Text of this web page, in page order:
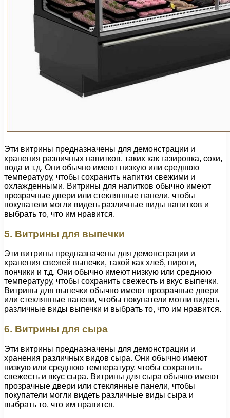
Эти витрины предназначены для демонстрации и
хранения различных напитков, таких как газировка, соки,
вода и т.д. Они обычно имеют низкую или среднюю
температуру, чтобы сохранить напитки свежими и
охлажденными. Витрины для напитков обычно имеют
прозрачные двери или стеклянные панели, чтобы
покупатели могли видеть различные виды напитков и
выбрать то, что им нравится.
5. Витрины для выпечки
Эти витрины предназначены для демонстрации и
хранения свежей выпечки, такой как хлеб, пироги,
пончики и т.д. Они обычно имеют низкую или среднюю
температуру, чтобы сохранить свежесть и вкус выпечки.
Витрины для выпечки обычно имеют прозрачные двери
или стеклянные панели, чтобы покупатели могли видеть
различные виды выпечки и выбрать то, что им нравится.
6. Витрины для сыра
Эти витрины предназначены для демонстрации и
хранения различных видов сыра. Они обычно имеют
низкую или среднюю температуру, чтобы сохранить
свежесть и вкус сыра. Витрины для сыра обычно имеют
прозрачные двери или стеклянные панели, чтобы
покупатели могли видеть различные виды сыра и
выбрать то, что им нравится.